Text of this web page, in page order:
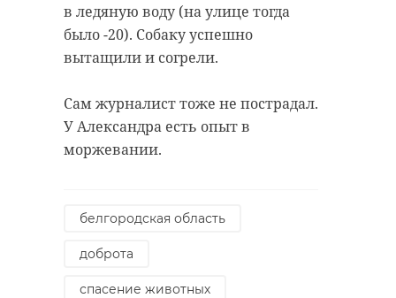
в ледяную воду (на улице тогда
было -20). Собаку успешно
вытащили и согрели.
Сам журналист тоже не пострадал.
У Александра есть опыт в
моржевании.
белгородская область
доброта
спасение животных